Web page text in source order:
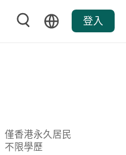
登入
僅香港永久居民
不限學歷